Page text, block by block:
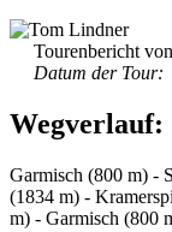
Tourenbericht
Datum der Tour:
Wegverlauf:
Garmisch (800 m) -
(1834 m) -
m) - Garmisch (800